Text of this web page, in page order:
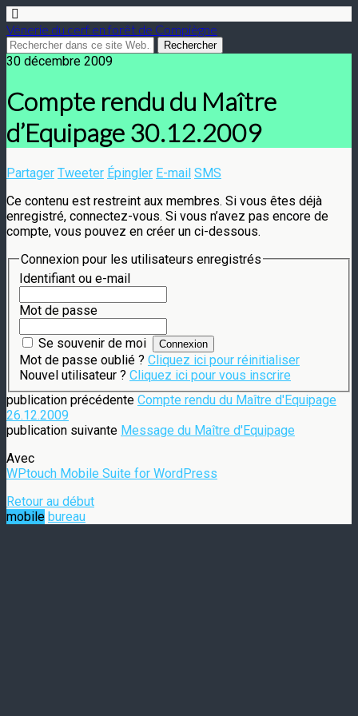
Vénerie du cerf en forêt de Compiègne
30 décembre 2009
Compte rendu du Maître
d’Equipage 30.12.2009
Partager Tweeter Épingler E-mail SMS
Ce contenu est restreint aux membres. Si vous êtes déjà
enregistré, connectez-vous. Si vous n’avez pas encore de
compte, vous pouvez en créer un ci-dessous.
Connexion pour les utilisateurs enregistrés
Identifiant ou e-mail
Mot de passe
Se souvenir de moi
Mot de passe oublié ? Cliquez ici pour réinitialiser
Nouvel utilisateur ? Cliquez ici pour vous inscrire
publication précédente Compte rendu du Maître d'Equipage
26.12.2009
publication suivante Message du Maître d'Equipage
Avec
WPtouch Mobile Suite for WordPress
Retour au début
mobile bureau